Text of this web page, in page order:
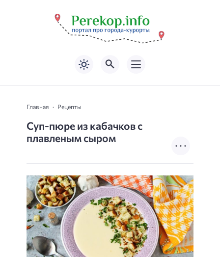
Главная Рецепты
Суп-пюре из кабачков с
плавленым сыром